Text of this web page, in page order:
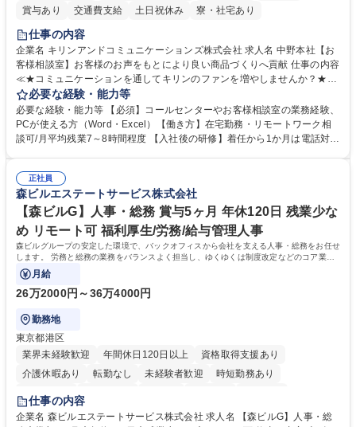
賞与あり 交通費支給 土日祝休み 寮・社宅あり
仕事の内容
企業名 キリンアンドコミュニケーションズ株式会社 求人名 中野本社【お
客様相談室】お客様のお声をもとにより良い商品づくりへ貢献 仕事の内容
≪★コミュニケーションを通してキリンのファンを増やしませんか？★≫
お客様のお声をより良い商品づくりに活かしていく上で、窓口となるお客
様相談室でのお仕事です。 日々お客様からいただくキリングループへのご
意見を、企業活動に活かしています。お客様からの声に迅速かつ誠意をも
って対応、情報提供するとともにグループ内活動に反映しています。 【具
平均100件前後■メール・手紙：同上40件前後 募集職種 中野本社【お客様
相談室】お客様のお声をもとにより良い商品づくりへ貢献
必要な経験・能力等
必要な経験・能力等 【必須】コールセンターやお客様相談室の業務経験、
PCが使える方（Word・Excel）【働き方】在宅勤務・リモートワーク相
談可/月平均残業7～8時間程度 【入社後の研修】着任から1か月は電話対応
すのでご安心ください。 【当社について】キリングループの広報機能を担
う会社として、お客様との出会いを大切にし、磨き上げたホスピタリティ
を込めてコミュニケーションをとりながら広報関連業務を行っておりま
す。 学歴・資格 学歴：大学院 大学 高専 短大 専修学校 高校 語学力： 資
格：
正社員
森ビルエステートサービス株式会社
【森ビルG】人事・総務 賞与5ヶ月 年休120日 残業少な
め リモート可 福利厚生/労務/給与管理人事
森ビルグループの安定した環境で、バックオフィスから会社を支える人事・総務をお任せ
します。 労務と総務の業務をバランスよく担当し、ゆくゆくは制度改定などのコア業務
にも挑戦できる、やりがいある環境です。
月給
26万2000円～36万4000円
勤務地
東京都港区
業界未経験歓迎
年間休日120日以上
資格取得支援あり
介護休暇あり
転勤なし 未経験者歓迎
時短勤務あり
経験者歓迎
完全週休2日制
交通費支給 長期歓迎 駅近5分以内 土日祝休み
仕事の内容
企業名 森ビルエステートサービス株式会社 求人名 【森ビルG】人事・総